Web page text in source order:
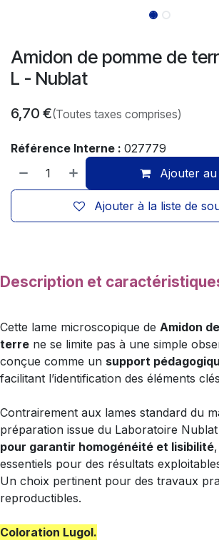
Amidon de pomme de
L - Nublat
6,70 €(Toutes taxes comprises)
Référence Interne : 027779
Ajouter
Ajouter à la liste de
Description et
Cette lame microscopique de Amidon
terre ne se limite pas à une simple
conçue comme un support
facilitant l’identification des éléments
Contrairement aux lames standard du
préparation issue du Laboratoire
pour garantir homogénéité et lisibilité
essentiels pour des résultats
Un choix pertinent pour des travaux
reproductibles.
Coloration Lugol.